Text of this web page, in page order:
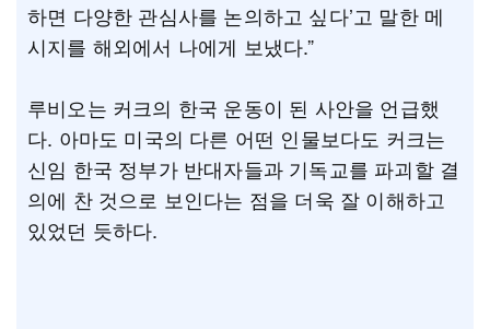
하면 다양한 관심사를 논의하고 싶다’고 말한 메
시지를 해외에서 나에게 보냈다.”
루비오는 커크의 한국 운동이 된 사안을 언급했
다. 아마도 미국의 다른 어떤 인물보다도 커크는
신임 한국 정부가 반대자들과 기독교를 파괴할 결
의에 찬 것으로 보인다는 점을 더욱 잘 이해하고
있었던 듯하다.